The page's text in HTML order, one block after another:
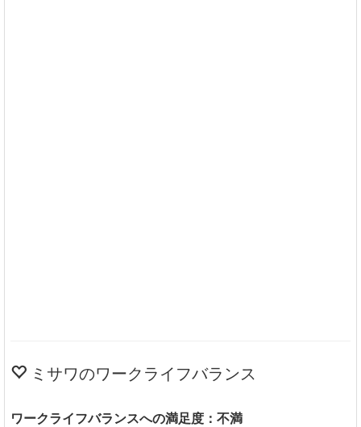
ミサワのワークライフバランス
ワークライフバランスへの満足度：不満